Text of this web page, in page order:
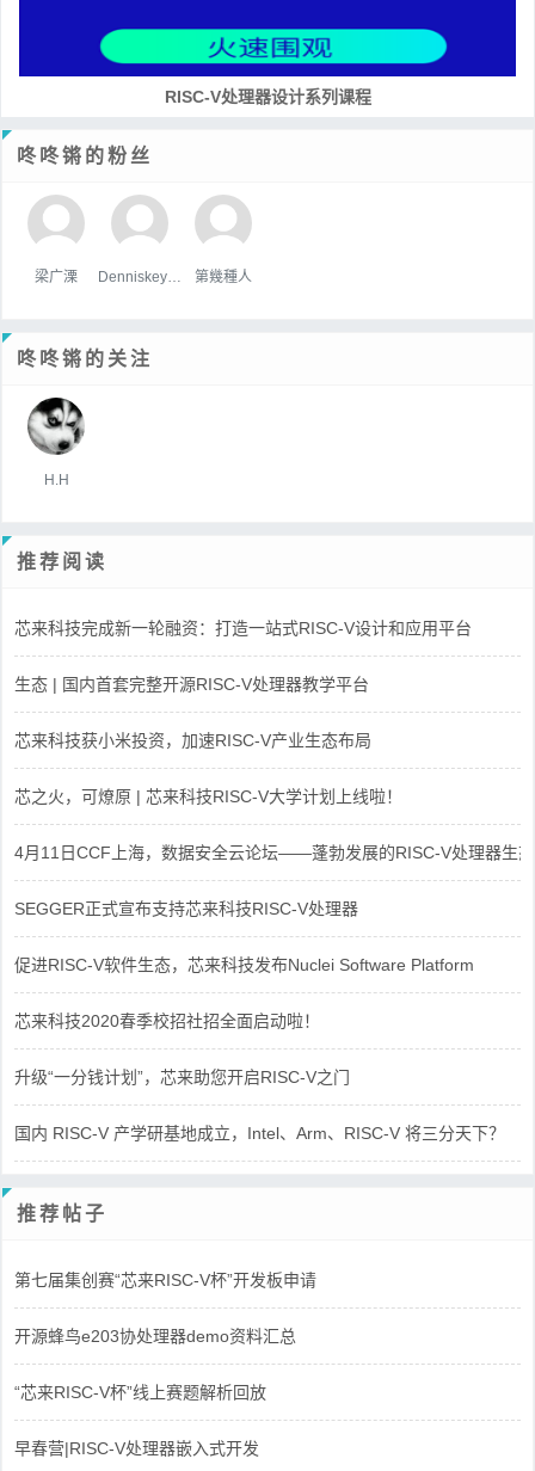
RISC-V处理器设计系列课程
咚咚锵的粉丝
梁广溧 第幾種人
咚咚锵的关注
H.H
推荐阅读
芯来科技完成新一轮融资：打造一站式RISC-V设计和应用平台
生态 | 国内首套完整开源RISC-V处理器教学平台
芯来科技获小米投资，加速RISC-V产业生态布局
芯之火，可燎原 | 芯来科技RISC-V大学计划上线啦！
4月11日CCF上海，数据安全云论坛——蓬勃发展的RISC-V处理器生态
SEGGER正式宣布支持芯来科技RISC-V处理器
促进RISC-V软件生态，芯来科技发布Nuclei Software Platform
芯来科技2020春季校招社招全面启动啦！
升级“一分钱计划”，芯来助您开启RISC-V之门
国内 RISC-V 产学研基地成立，Intel、Arm、RISC-V 将三分天下？
推荐帖子
第七届集创赛“芯来RISC-V杯”开发板申请
开源蜂鸟e203协处理器demo资料汇总
“芯来RISC-V杯”线上赛题解析回放
早春营|RISC-V处理器嵌入式开发